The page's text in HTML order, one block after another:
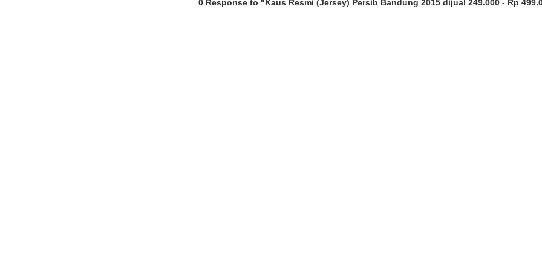
0 Response to "Kaus Resmi (Jersey) Persib Bandung 2015 dijual 249.000 - Rp